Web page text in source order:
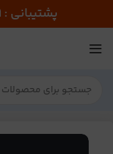
پشتیبانی : 02166102619 - 09366119082